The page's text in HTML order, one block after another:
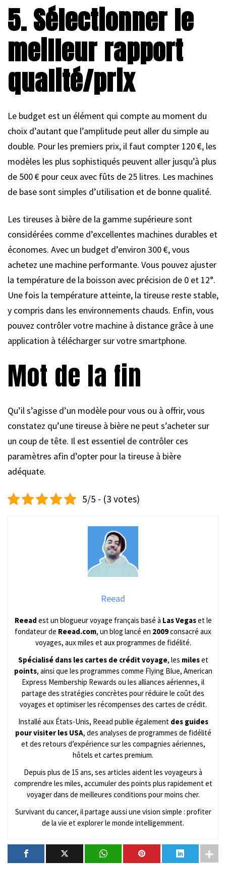
5. Sélectionner le
meilleur rapport
qualité/prix
Le budget est un élément qui compte au moment du
choix d’autant que l’amplitude peut aller du simple au
double. Pour les premiers prix, il faut compter 120 €, les
modèles les plus sophistiqués peuvent aller jusqu’à plus
de 500 € pour ceux avec fûts de 25 litres. Les machines
de base sont simples d’utilisation et de bonne qualité.
Les tireuses à bière de la gamme supérieure sont
considérées comme d’excellentes machines durables et
économes. Avec un budget d’environ 300 €, vous
achetez une machine performante. Vous pouvez ajuster
la température de la boisson avec précision de 0 et 12°.
Une fois la température atteinte, la tireuse reste stable,
y compris dans les environnements chauds. Enfin, vous
pouvez contrôler votre machine à distance grâce à une
application à télécharger sur votre smartphone.
Mot de la fin
Qu’il s’agisse d’un modèle pour vous ou à offrir, vous
constatez qu’une tireuse à bière ne peut s’acheter sur
un coup de tête. Il est essentiel de contrôler ces
paramètres afin d’opter pour la tireuse à bière
adéquate.
5/5 - (3 votes)
Reead
Reead est un blogueur voyage français basé à Las Vegaset le
fondateur de Reead.com, un blog lancé en 2009consacré aux
voyages, aux miles et aux programmes de fidélité.
Spécialisé dans les cartes de crédit voyage, les mileset
points, ainsi que les programmes comme Flying Blue, American
Express Membership Rewards ou les alliances aériennes, il
partage des stratégies concrètes pour réduire le coût des
voyages et optimiser les récompenses des cartes de crédit.
Installé aux États-Unis, Reead publie également des guides
pour visiter les USA, des analyses de programmes de fidélité
et des retours d’expérience sur les compagnies aériennes,
hôtels et cartes premium.
Depuis plus de 15 ans, ses articles aident les voyageurs à
comprendre les miles, accumuler des points plus rapidement et
voyager dans de meilleures conditions pour moins cher.
Survivant du cancer, il partage aussi une vision simple : profiter
de la vie et explorer le monde intelligemment.